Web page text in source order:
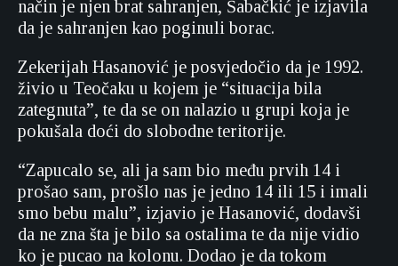
način je njen brat sahranjen, Šabačkić je izjavila
da je sahranjen kao poginuli borac.
Zekerijah Hasanović je posvjedočio da je 1992.
živio u Teočaku u kojem je “situacija bila
zategnuta”, te da se on nalazio u grupi koja je
pokušala doći do slobodne teritorije.
“Zapucalo se, ali ja sam bio među prvih 14 i
prošao sam, prošlo nas je jedno 14 ili 15 i imali
smo bebu malu”, izjavio je Hasanović, dodavši
da ne zna šta je bilo sa ostalima te da nije vidio
ko je pucao na kolonu. Dodao je da tokom